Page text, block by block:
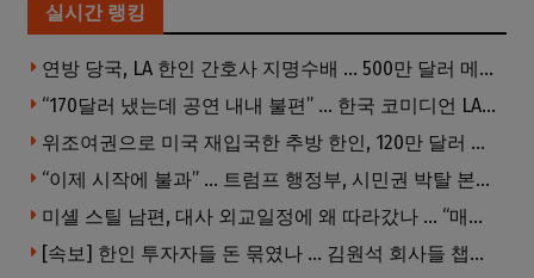
실시간 랭킹
연방 당국, LA 한인 간호사 지명수배 … 500만 달러 메디캐어 사기, 선고 직전 한국 도주
“170달러 냈는데 공연 내내 불편” … 한국 코미디언 LA공연, 음향 불량에 외모 비하 개그 논란
위조여권으로 미국 재입국한 추방 한인, 120만 달러 은행 사기 행각
“이제 시작에 불과” … 트럼프 행정부, 시민권 박탈 본격화
미셸 스틸 남편, 대사 외교일정에 왜 따라갔나 … “매우 이례적”
[속보] 한인 투자자들 돈 묶였나 … 김원석 회사들 챕터7 강제파산·자진파산 잇따라 신청